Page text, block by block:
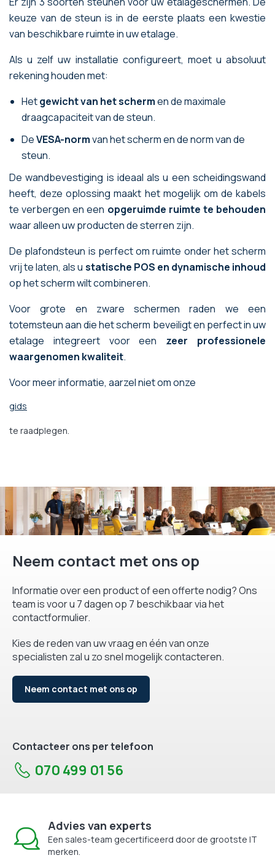
keuze van de steun is in de eerste plaats een kwestie
van beschikbare ruimte in uw etalage.
Als u zelf uw installatie configureert, moet u absoluut
rekening houden met:
Hetgewicht van het schermen de maximale
draagcapaciteit van de steun.
DeVESA-normvan het scherm en de norm van de
steun.
De wandbevestiging is ideaal als u een scheidingswand
heeft, deze oplossing maakt het mogelijk om de kabels
te verbergen en een opgeruimde ruimte te behouden
waar alleen uw producten de sterren zijn.
De plafondsteun is perfect om ruimte onder het scherm
vrij te laten, als u statische POS en dynamische inhoud
op het scherm wilt combineren.
Voor grote en zware schermen raden we een
totemsteun aan die het scherm beveiligt en perfect in uw
etalage integreert voor een zeer professionele
waargenomen kwaliteit.
Voor meer informatie, aarzel niet om onze
gids
te raadplegen.
Neem contact met ons op
Informatie over een product of een offerte nodig? Ons
team is voor u 7 dagen op 7 beschikbaar via het
contactformulier.
Kies de reden van uw vraag en één van onze
specialisten zal u zo snel mogelijk contacteren.
Neem contact met ons op
Contacteer ons per telefoon
070 499 01 56
Advies van experts
Een sales-team gecertificeerd door de grootste IT
merken.